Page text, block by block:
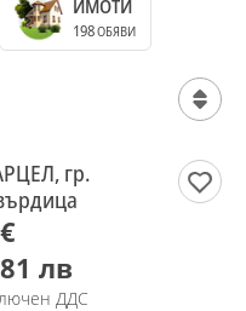
ИМОТИ
198ОБЯВИ
гр.
лв
ДДС